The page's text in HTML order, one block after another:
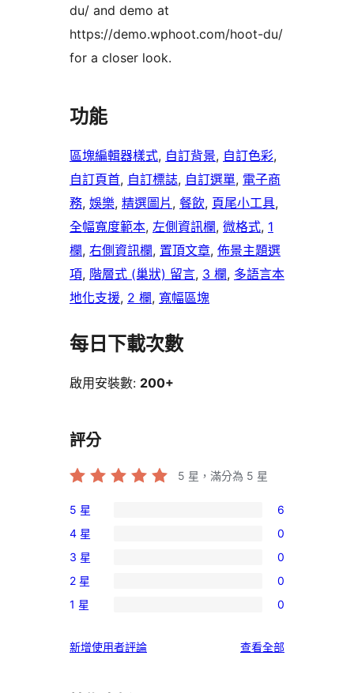
du/ and demo at
https://demo.wphoot.com/hoot-du/
for a closer look.
功能
區塊編輯器樣式, 自訂背景, 自訂色彩
自訂頁首, 自訂標誌, 自訂選單, 電子商
務, 娛樂, 精選圖片 , 餐飲, 頁尾小工具
全幅寬度範本, 左側資訊欄, 微格式, 1
欄, 右側資訊欄, 置頂文章, 佈景主題選
項, 階層式 (巢狀) 留言, 3 欄, 多語言本
地化支援, 2 欄, 寬幅區塊
每日下載次數
啟用安裝數: 200+
評分
5 星，滿分為 5 星
6
個
5
星
使
者
5 星 6
0
個
4
星
用
4 星 0
0
個
3
使
3 星 0
0
個
星
2 星 0
0
1
1 星 0
新增使用者評論 查看全部使